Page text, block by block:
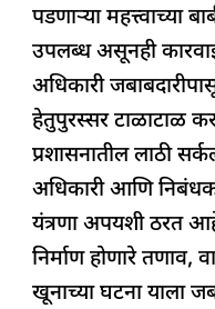
पडणाऱ्या महत्त्वाच्या
उपलब्ध असूनही
अधिकारी
हेतुपुरस्सर टाळाटाळ
प्रशासनातील लाठी
अधिकारी आणि निबंधक
यंत्रणा अपयशी ठरत
निर्माण होणारे तणाव,
खूनाच्या घटना याला